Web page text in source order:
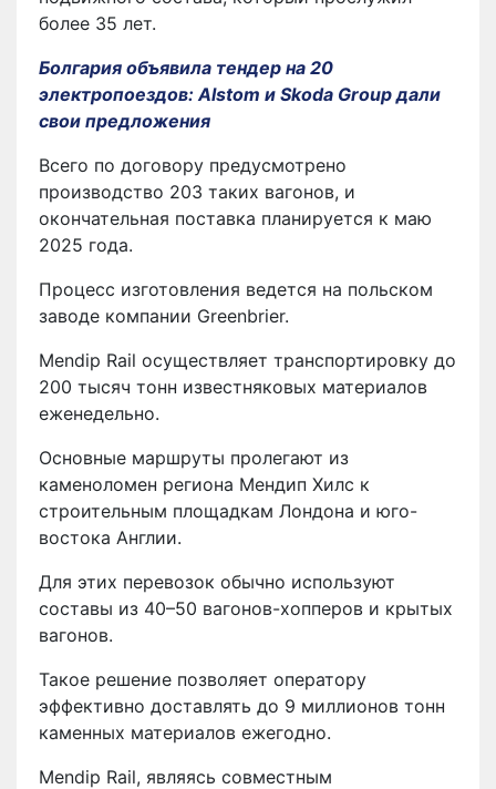
более 35 лет.
Болгария объявила тендер на 20
электропоездов: Alstom и Skoda Group дали
свои предложения
Всего по договору предусмотрено
производство 203 таких вагонов, и
окончательная поставка планируется к маю
2025 года.
Процесс изготовления ведется на польском
заводе компании Greenbrier.
Mendip Rail осуществляет транспортировку до
200 тысяч тонн известняковых материалов
еженедельно.
Основные маршруты пролегают из
каменоломен региона Мендип Хилс к
строительным площадкам Лондона и юго-
востока Англии.
Для этих перевозок обычно используют
составы из 40–50 вагонов-хопперов и крытых
вагонов.
Такое решение позволяет оператору
эффективно доставлять до 9 миллионов тонн
каменных материалов ежегодно.
Mendip Rail, являясь совместным